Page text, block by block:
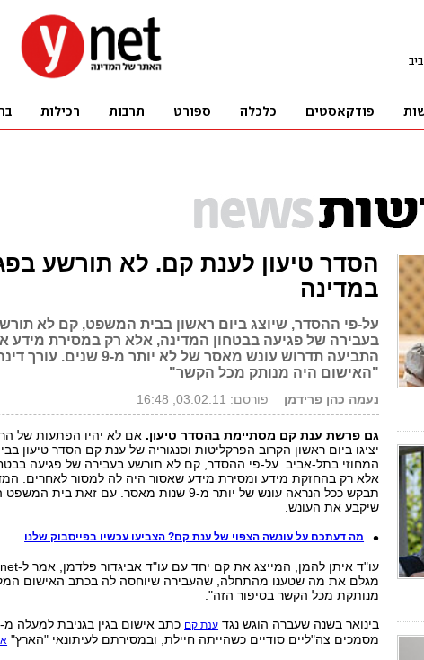
הסדר טיעון לענת קם. לא תורשע
במדינה
על-פי ההסדר, שיוצג ביום ראשון בבית המשפט, קם לא
בעבירה של פגיעה בבטחון המדינה, אלא רק במסירת מידע
התביעה תדרוש עונש מאסר של לא יותר מ-9 שנים. עורך
"האישום היה מנותק מכל הקשר"
נעמה כהן פרידמן פורסם: 03.02.11, 16:48
גם פרשת ענת קם מסתיימת בהסדר טיעון. אם לא יהיו הפתעות של
יציגו ביום ראשון הקרוב הפרקליטות וסנגוריה של ענת קם הסדר טיעון
המחוזי בתל-אביב. על-פי ההסדר, קם לא תורשע בעבירה של פגיעה
אלא רק בהחזקת מידע ומסירת מידע שאסור היה לה למסור לאחרים.
תבקש ככל הנראה עונש של יותר מ-9 שנות מאסר. עם זאת בית
שיקבע את העונש.
מה דעתכם על עונשה הצפוי של ענת קם? הצביעו עכשיו בפייסבוק שלנו
מגלם את מה שטענו מהתחלה, שהעבירה שיוחסה לה בכתב האישום
מנותקת מכל הקשר בסיפור הזה".
בינואר בשנה שעברה הוגש נגד ענת קם
מסמכים צה"ליים סודיים כשהייתה חיילת, ובמסירתם לעיתונאי "הארץ"